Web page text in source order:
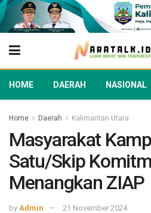
HOME DAERAH NASIONAL
Home Daerah Kalimantan Utara
Masyarakat
Satu/Skip
Menangkan ZIAP
by Admin 21 November 2024